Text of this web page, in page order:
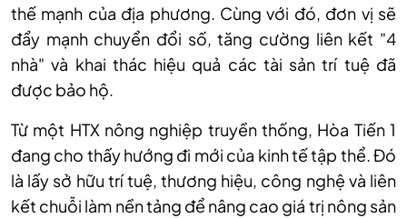
thế mạnh của địa phương. Cùng với đó, đơn vị sẽ
đẩy mạnh chuyển đổi số, tăng cường liên kết "4
nhà" và khai thác hiệu quả các tài sản trí tuệ đã
được bảo hộ.
Từ một HTX nông nghiệp truyền thống, Hòa Tiến 1
đang cho thấy hướng đi mới của kinh tế tập thể. Đó
là lấy sở hữu trí tuệ, thương hiệu, công nghệ và liên
kết chuỗi làm nền tảng để nâng cao giá trị nông sản